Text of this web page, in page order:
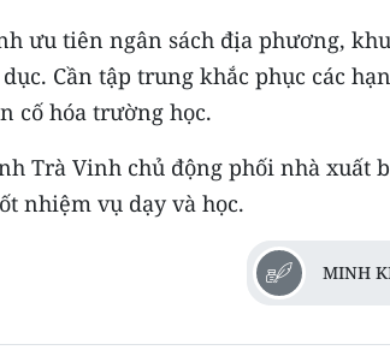
ưu tiên ngân sách địa phương,
Cần tập trung khắc phục các hạn
cố hóa trường học.
Trà Vinh chủ động phối nhà xuất
nhiệm vụ dạy và học.
MINH